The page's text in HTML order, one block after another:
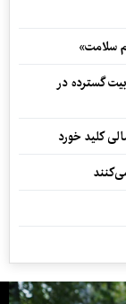
گسترده در
کلید خورد